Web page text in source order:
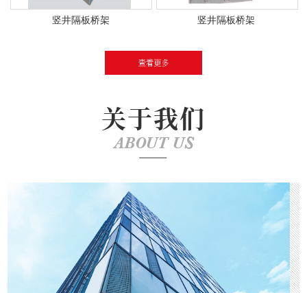
竖井隔板桥架 竖井隔板桥架
关于我们
ABOUT US